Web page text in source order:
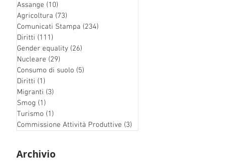
Assange (10)
Agricoltura (73)
Comunicati Stampa (234)
Diritti (111)
Gender equality (26)
Nucleare (29)
Consumo di suolo (5)
Diritti (1)
Migranti (3)
Smog (1)
Turismo (1)
Commissione Attività Produttive (3)
Archivio